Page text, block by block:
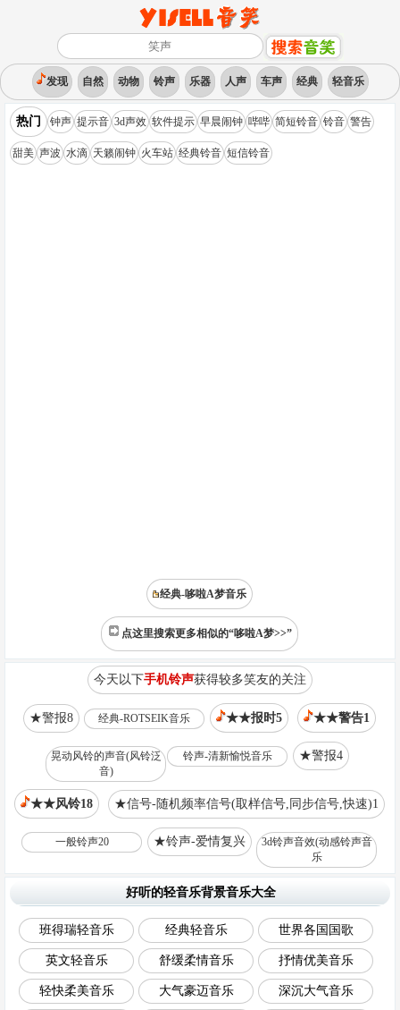
发现 自然 动物 铃声 乐器 人声 车声 经典 轻音乐
热门 钟声 提示音 3d声效 软件提示 早晨闹钟 哔哔 简短铃音 铃音 警告
甜美 声波 水滴 天籁闹钟 火车站 经典铃音 短信铃音
经典-哆啦A梦音乐
点这里搜索更多相似的“哆啦A梦>>”
今天以下手机铃声获得较多笑友的关注
★警报8 经典-ROTSEIK音乐 ★★报时5 ★★警告1
晃动风铃的声音(风铃泛
音)
铃声-清新愉悦音乐 ★警报4
★★风铃18 ★信号-随机频率信号(取样信号,同步信号,快速)1
一般铃声20 ★铃声-爱情复兴
3d铃声音效(动感铃声音
乐
好听的轻音乐背景音乐大全
班得瑞轻音乐 经典轻音乐 世界各国国歌
英文轻音乐 舒缓柔情音乐 抒情优美音乐
轻快柔美音乐 大气豪迈音乐 深沉大气音乐